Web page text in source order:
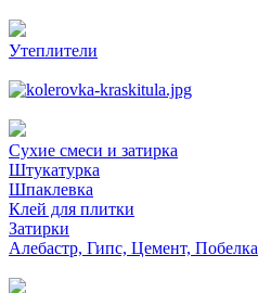
Утеплители
Сухие смеси и затирка
Штукатурка
Шпаклевка
Клей для плитки
Затирки
Алебастр, Гипс, Цемент, Побелка